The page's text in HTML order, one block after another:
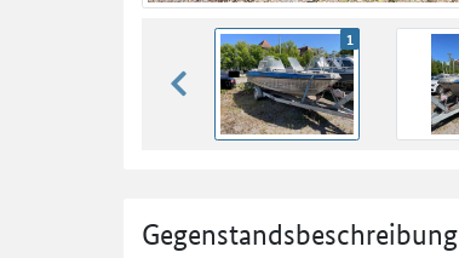
zurück blättern
1
Gegenstandsbeschreibung